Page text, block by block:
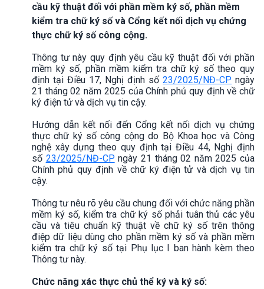
cầu kỹ thuật đối với phần mềm ký số, phần mềm
kiểm tra chữ ký số và Cổng kết nối dịch vụ chứng
thực chữ ký số công cộng.
Thông tư này quy định yêu cầu kỹ thuật đối với phần
mềm ký số, phần mềm kiểm tra chữ ký số theo quy
định tại Điều 17, Nghị định số 23/2025/NĐ-CP ngày
21 tháng 02 năm 2025 của Chính phủ quy định về chữ
ký điện tử và dịch vụ tin cậy.
Hướng dẫn kết nối đến Cổng kết nối dịch vụ chứng
thực chữ ký số công cộng do Bộ Khoa học và Công
nghệ xây dựng theo quy định tại Điều 44, Nghị định
số 23/2025/NĐ-CP ngày 21 tháng 02 năm 2025 của
Chính phủ quy định về chữ ký điện tử và dịch vụ tin
cậy.
Thông tư nêu rõ yêu cầu chung đối với chức năng phần
mềm ký số, kiểm tra chữ ký số phải tuân thủ các yêu
cầu và tiêu chuẩn kỹ thuật về chữ ký số trên thông
điệp dữ liệu dùng cho phần mềm ký số và phần mềm
kiểm tra chữ ký số tại Phụ lục I ban hành kèm theo
Thông tư này.
Chức năng xác thực chủ thể ký và ký số: